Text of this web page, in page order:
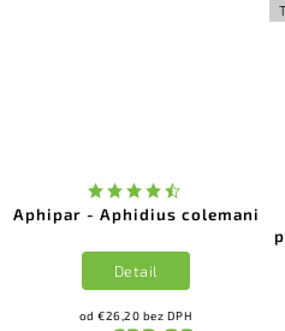
Aphipar - Aphidius colemani
od €26,20 bez DPH
Detail